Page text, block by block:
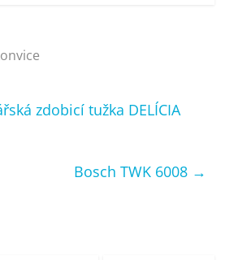
zdobicí tužka DELÍCIA
Bosch TWK 6008 →